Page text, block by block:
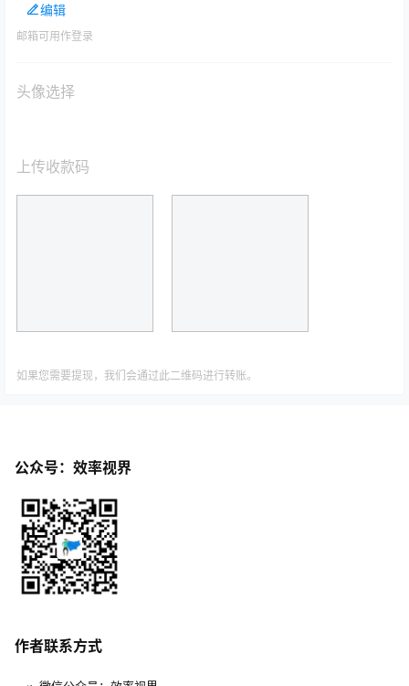
编辑
邮箱可用作登录
头像选择
上传收款码
如果您需要提现，我们会通过此二维码进行转账。
公众号：效率视界
作者联系方式